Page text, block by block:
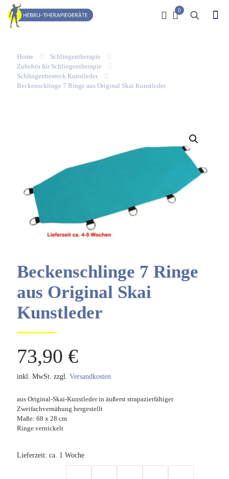
0
Home
Schlingentherapie
Zubehör für Schlingentherapie
Schlingenbesteck Kunstleder
Beckenschlinge 7 Ringe aus Original Skai Kunstleder
Beckenschlinge 7 Ringe
aus Original Skai
Kunstleder
73,90 €
inkl. MwSt. zzgl. Versandkosten
aus Original-Skai-Kunstleder in äußerst strapazierfähiger
Zweifachvernähung hergestellt
Maße: 68 x 28 cm
Ringe vernickelt
Lieferzeit: ca. 1 Woche